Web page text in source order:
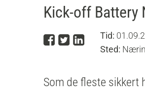
Kick-off Battery
Del på
Del på
Del på
Tid:
Sted:
Som de fleste sikkert